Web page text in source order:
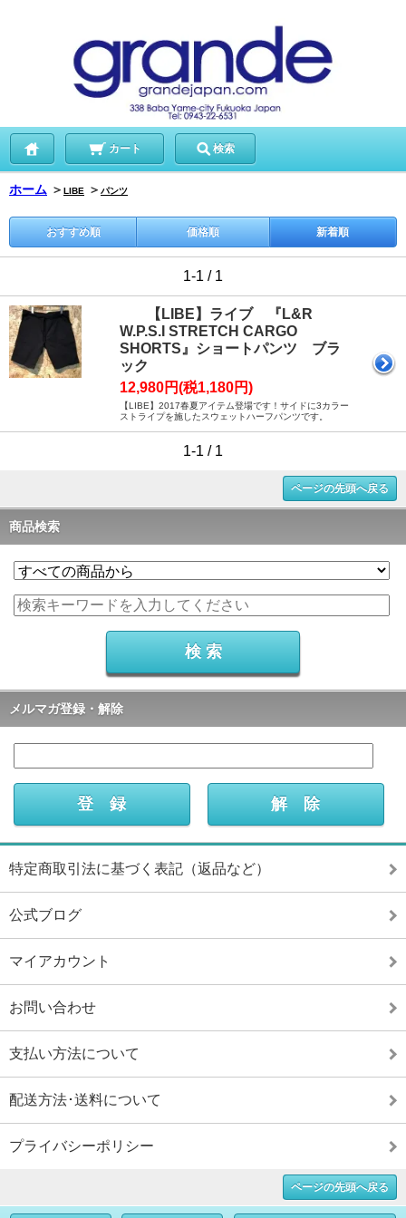
カート 検索
ホーム ＞ LIBE ＞ パンツ
おすすめ順 価格順 新着順
1-1 / 1
【LIBE】ライブ 『L&R
W.P.S.I STRETCH CARGO
SHORTS』ショートパンツ ブラ
ック
12,980円(税1,180円)
【LIBE】2017春夏アイテム登場です！サイドに3カラー
ストライプを施したスウェットハーフパンツです。
1-1 / 1
ページの先頭へ戻る
商品検索
メルマガ登録・解除
特定商取引法に基づく表記（返品など）
公式ブログ
マイアカウント
お問い合わせ
支払い方法について
配送方法･送料について
プライバシーポリシー
ページの先頭へ戻る